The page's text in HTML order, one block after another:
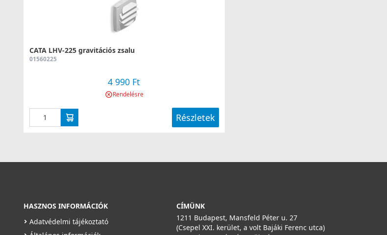
CATA LHV-225 gravitációs zsalu
01560225
4 990 Ft
Rendelésre
Részletek
HASZNOS INFORMÁCIÓK
Adatvédelmi tájékoztató
CÍMÜNK
1211 Budapest, Mansfeld Péter u. 27
(Csepel XXI. kerület, a volt Bajáki Ferenc utca)